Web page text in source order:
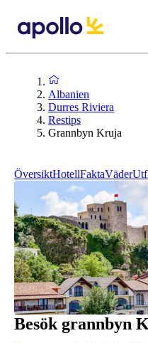
Albanien
Durres Riviera
Restips
Grannbyn Kruja
ÖversiktHotellFaktaVäder
Besök grannbyn